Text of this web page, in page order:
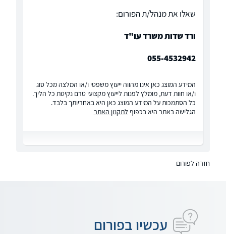
שאלו את מנהל/ת הפורום:
ורד שדות משרד עו"ד
055-4532942
המידע המוצג כאן אינו מהווה ייעוץ משפטי ו/או המלצה מכל סוג
ו/או חוות דעת, מומלץ לפנות לייעוץ מקצועי טרם נקיטת כל הליך.
כל הסתמכות על המידע המוצג כאן היא באחריותך בלבד.
הגלישה באתר היא בכפוף לתקנון האתר
חזרה לפורום
עכשיו בפורום